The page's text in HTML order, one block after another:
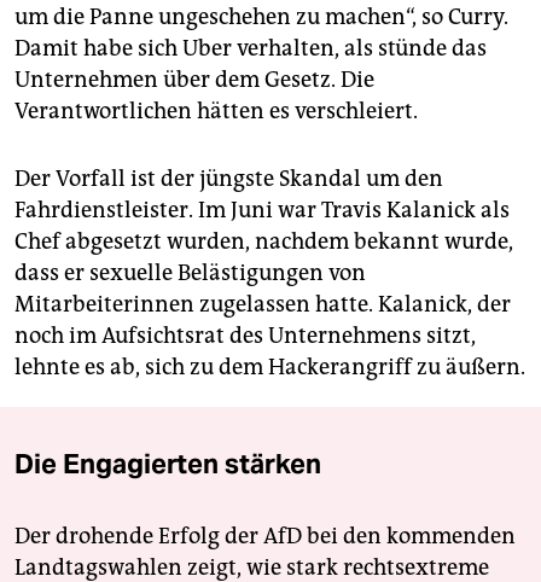
um die Panne ungeschehen zu machen“, so Curry.
Damit habe sich Uber verhalten, als stünde das
Unternehmen über dem Gesetz. Die
Verantwortlichen hätten es verschleiert.
Der Vorfall ist der jüngste Skandal um den
Fahrdienstleister. Im Juni war Travis Kalanick als
Chef abgesetzt wurden, nachdem bekannt wurde,
dass er sexuelle Belästigungen von
Mitarbeiterinnen zugelassen hatte. Kalanick, der
noch im Aufsichtsrat des Unternehmens sitzt,
lehnte es ab, sich zu dem Hackerangriff zu äußern.
Die Engagierten stärken
Der drohende Erfolg der AfD bei den kommenden
Landtagswahlen zeigt, wie stark rechtsextreme